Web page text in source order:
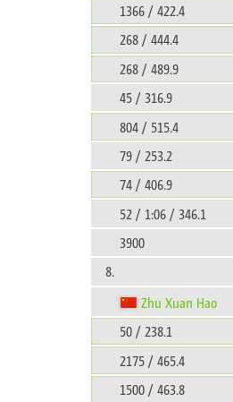
1366 / 422.4
268 / 444.4
268 / 489.9
45 / 316.9
804 / 515.4
79 / 253.2
74 / 406.9
52 / 1:06 / 346.1
3900
8.
Zhu Xuan Hao
50 / 238.1
2175 / 465.4
1500 / 463.8